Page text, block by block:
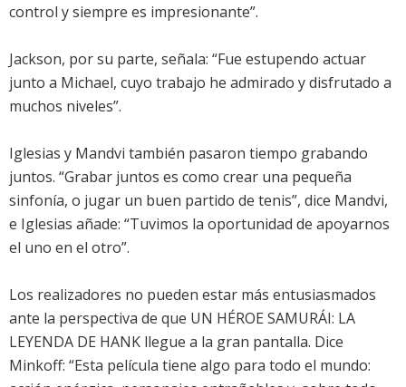
control y siempre es impresionante”.
Jackson, por su parte, señala: “Fue estupendo actuar
junto a Michael, cuyo trabajo he admirado y disfrutado a
muchos niveles”.
Iglesias y Mandvi también pasaron tiempo grabando
juntos. “Grabar juntos es como crear una pequeña
sinfonía, o jugar un buen partido de tenis”, dice Mandvi,
e Iglesias añade: “Tuvimos la oportunidad de apoyarnos
el uno en el otro”.
Los realizadores no pueden estar más entusiasmados
ante la perspectiva de que UN HÉROE SAMURÁI: LA
LEYENDA DE HANK llegue a la gran pantalla. Dice
Minkoff: “Esta película tiene algo para todo el mundo: